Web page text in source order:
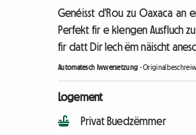
Genéisst d'Rou zu Oaxaca an
Perfekt fir e klengen Ausfluch
fir datt Dir Iech ëm näischt
Automatesch Iwwersetzung -
Logement
Privat Buedzëmmer